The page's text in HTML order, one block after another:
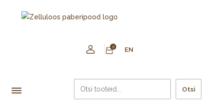
0 EN
Otsi